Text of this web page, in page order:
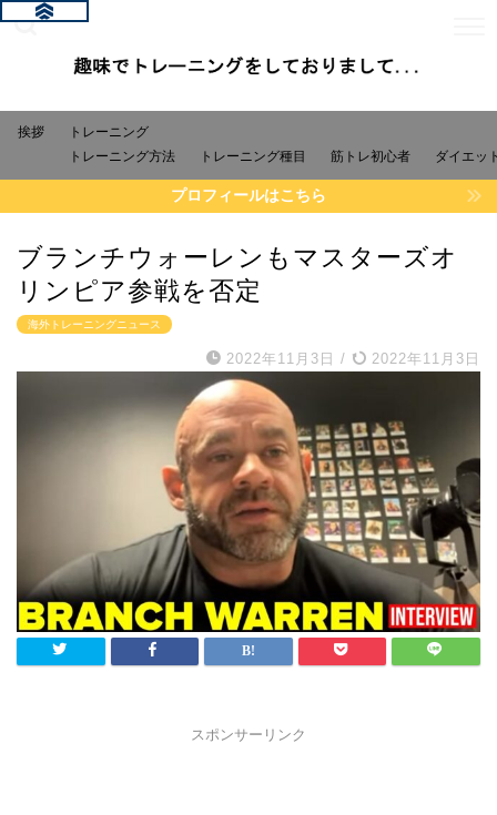
挨拶
トレーニング
トレーニング方法
トレーニング種目 筋トレ初心者 ダイエッ
プロフィールはこちら
ブランチウォーレンもマスターズオ
リンピア参戦を否定
海外トレーニングニュース
2022年11月3日 / 2022年11月3日
スポンサーリンク